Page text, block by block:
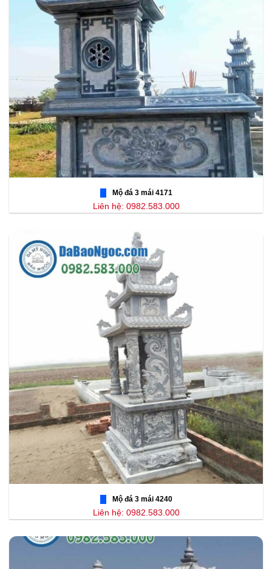
Mộ đá 3 mái 4171
Liên hệ: 0982.583.000
Mộ đá 3 mái 4240
Liên hệ: 0982.583.000